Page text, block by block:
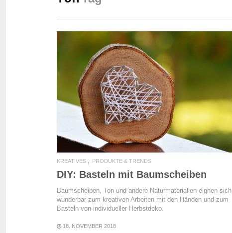
READ MORE
KREATIVES PRODUKTE & TRENDS
DIY: Basteln mit Baumscheiben
Baumscheiben, Ton und andere Naturmaterialien eignen sich
wunderbar zum kreativen Arbeiten mit den Händen und zum
Basteln von individueller Herbstdeko.
18. NOVEMBER 2018